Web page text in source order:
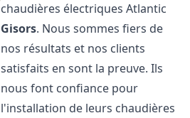
chaudières électriques Atlantic
Gisors. Nous sommes fiers de
nos résultats et nos clients
satisfaits en sont la preuve. Ils
nous font confiance pour
l'installation de leurs chaudières